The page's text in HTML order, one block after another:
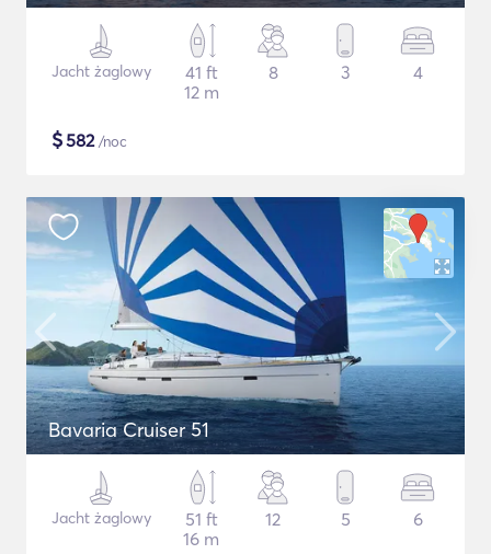
Jacht żaglowy
41 ft
12 m
8 3 4
$582/noc
Bavaria Cruiser 51
Jacht żaglowy
51 ft
16 m
12 5 6